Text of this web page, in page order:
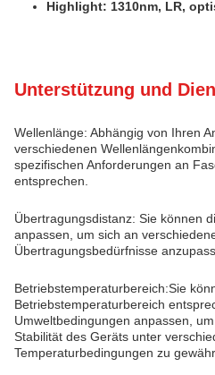
Highlight: 1310nm, LR,
Unterstützung und
Wellenlänge: Abhängig von Ihren
verschiedenen
spezifischen Anforderungen an
entsprechen.
Übertragungsdistanz: Sie können
anpassen, um sich an
Übertragungsbedürfnisse
Betriebstemperaturbereich:Sie
Betriebstemperaturbereich
Umweltbedingungen anpassen,
Stabilität des Geräts unter
Temperaturbedingungen zu